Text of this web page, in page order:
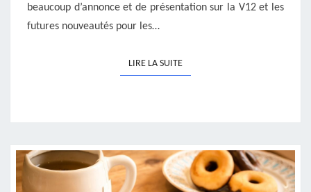
beaucoup d’annonce et de présentation sur la V12 et les
futures nouveautés pour les…
LIRE LA SUITELIRE LA SUITE